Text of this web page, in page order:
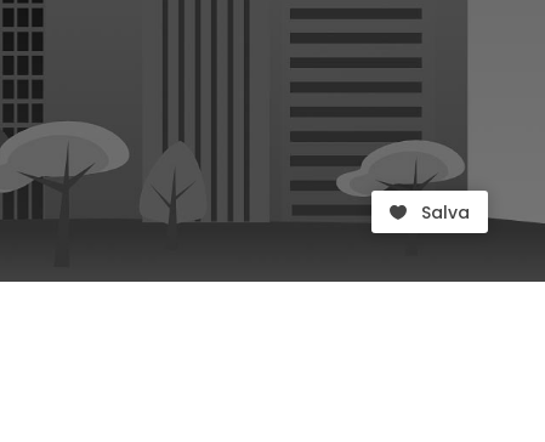
Salva